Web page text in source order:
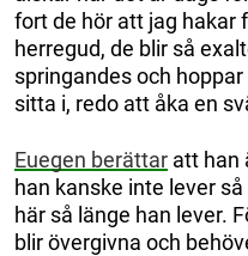
fort de hör att jag hakar
herregud, de blir så
springandes och
sitta i, redo att åka en
Euegen berättar att han
han kanske inte lever
här så länge han lever.
blir övergivna och